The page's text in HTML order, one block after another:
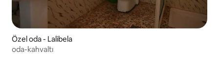
Özel oda - Lalibela
oda-kahvaltı